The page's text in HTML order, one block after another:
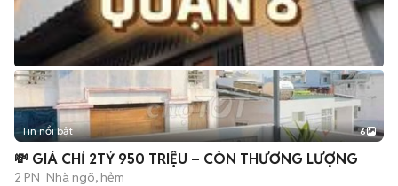
+2
Tin nổi bật 6
💸 GIÁ CHỈ 2TỶ 950 TRIỆU – CÒN THƯƠNG LƯỢNG
2 PN Nhà ngõ, hẻm